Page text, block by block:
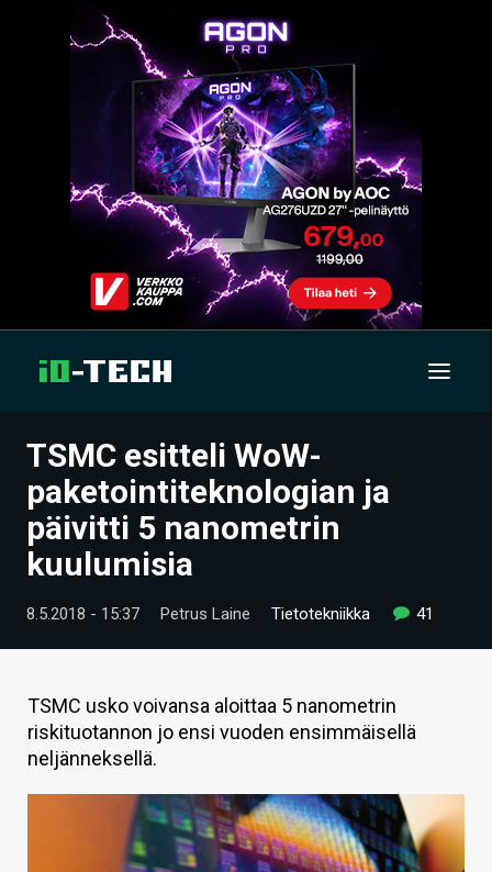
UUTISET
ARTIKKELIT
VIDEOT
TECHBBS
HINTA.FI
KAUPPA
VAIHDA TEEMA
TSMC esitteli WoW-
paketointiteknologian ja
päivitti 5 nanometrin
kuulumisia
8.5.2018 - 15:37 Petrus Laine Tietotekniikka 41
TSMC usko voivansa aloittaa 5 nanometrin
riskituotannon jo ensi vuoden ensimmäisellä
neljänneksellä.